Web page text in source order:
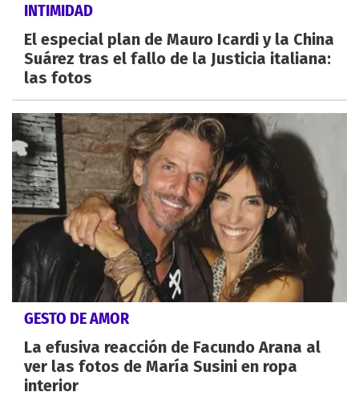
INTIMIDAD
El especial plan de Mauro Icardi y la China
Suárez tras el fallo de la Justicia italiana:
las fotos
GESTO DE AMOR
La efusiva reacción de Facundo Arana al
ver las fotos de María Susini en ropa
interior